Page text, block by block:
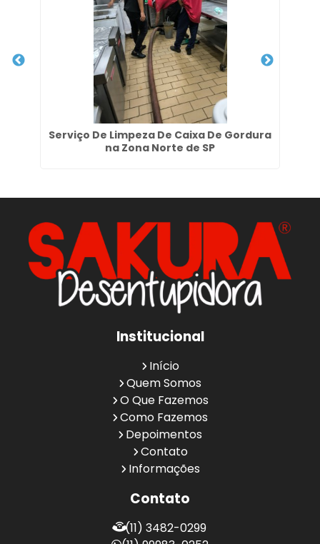
Serviço De Limpeza De Caixa De Gordura
na Zona Norte de SP
Institucional
Início
Quem Somos
O Que Fazemos
Como Fazemos
Depoimentos
Contato
Informações
Contato
(11) 3482-0299